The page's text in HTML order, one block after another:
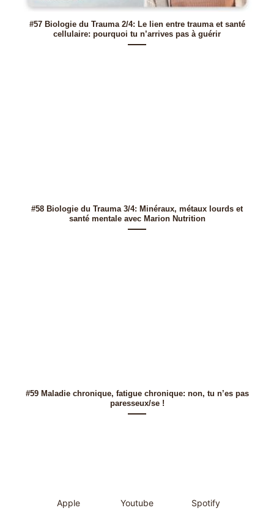
#57 Biologie du Trauma 2/4: Le lien entre trauma et santé
cellulaire: pourquoi tu n’arrives pas à guérir
#58 Biologie du Trauma 3/4: Minéraux, métaux lourds et
santé mentale avec Marion Nutrition
#59 Maladie chronique, fatigue chronique: non, tu n’es pas
paresseux/se !
Apple Youtube Spotify